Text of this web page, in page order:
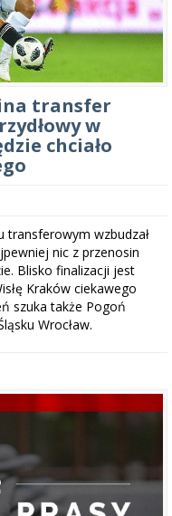
transfer
w
chciało
transferowym wzbudzał
nic z przenosin
Blisko finalizacji jest
Kraków ciekawego
szuka także Pogoń
Wrocław.